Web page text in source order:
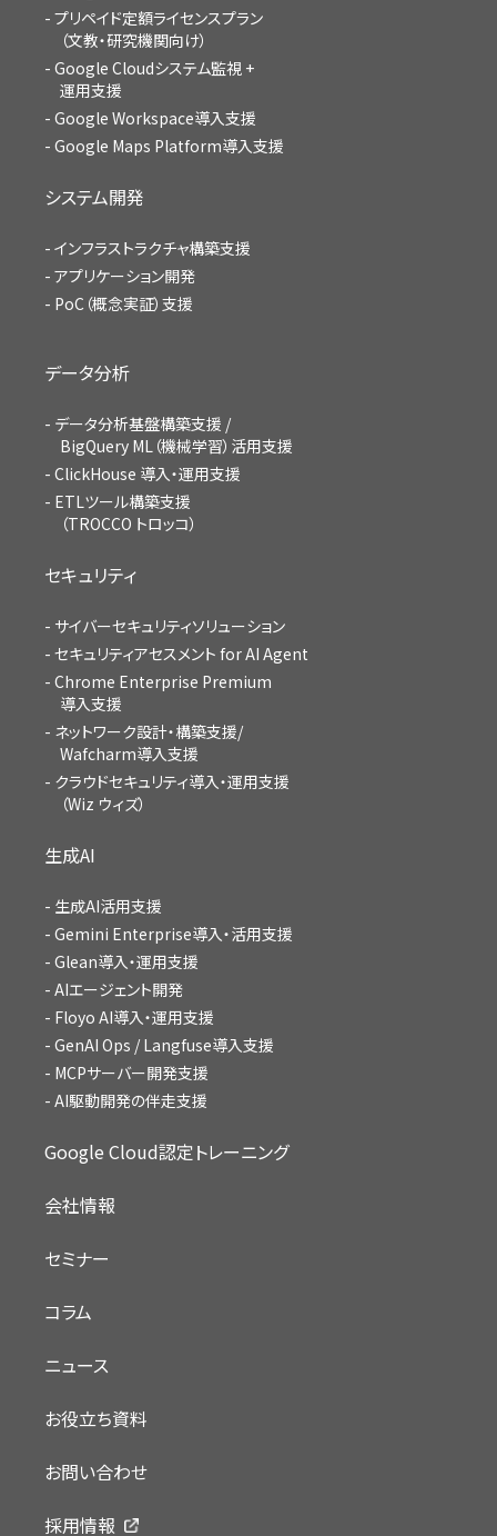
プリペイド定額ライセンスプラン
（文教・研究機関向け）
Google Cloudシステム監視 +
運用支援
Google Workspace導入支援
Google Maps Platform導入支援
システム開発
インフラストラクチャ構築支援
アプリケーション開発
PoC（概念実証）支援
データ分析
データ分析基盤構築支援 /
BigQuery ML（機械学習）活用支援
ClickHouse 導入・運用支援
ETLツール構築支援
（TROCCO トロッコ）
セキュリティ
サイバーセキュリティソリューション
セキュリティアセスメント for AI Agent
Chrome Enterprise Premium
導入支援
ネットワーク設計・構築支援/
Wafcharm導入支援
クラウドセキュリティ導入・運用支援
（Wiz ウィズ）
生成AI
生成AI活用支援
Gemini Enterprise導入・活用支援
Glean導入・運用支援
AIエージェント開発
Floyo AI導入・運用支援
GenAI Ops / Langfuse導入支援
MCPサーバー開発支援
AI駆動開発の伴走支援
Google Cloud認定トレーニング
会社情報
セミナー
コラム
ニュース
お役立ち資料
お問い合わせ
採用情報